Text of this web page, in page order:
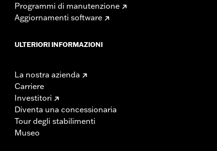
Programmi di manutenzione
Aggiornamenti software
ULTERIORI INFORMAZIONI
La nostra azienda
Carriere
Investitori
Diventa una concessionaria
Tour degli stabilimenti
Museo